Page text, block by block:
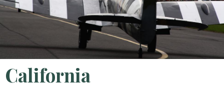
California